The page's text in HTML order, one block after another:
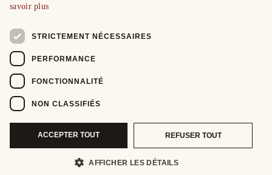
savoir plus
STRICTEMENT NÉCESSAIRES
PERFORMANCE
FONCTIONNALITÉ
NON CLASSIFIÉS
ACCEPTER TOUT REFUSER TOUT
AFFICHER LES DÉTAILS